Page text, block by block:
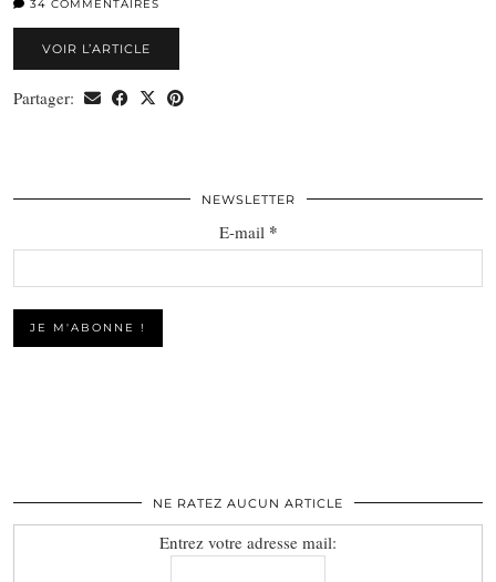
34 COMMENTAIRES
VOIR L’ARTICLE
Partager:
NEWSLETTER
E-mail *
NE RATEZ AUCUN ARTICLE
Entrez votre adresse mail: